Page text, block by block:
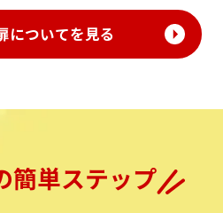
についてを見る
簡単ステップ